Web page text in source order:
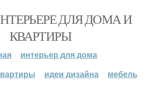
ДЛЯ ДОМА И
КВАРТИРЫ
интерьер для дома
идеи дизайна мебель